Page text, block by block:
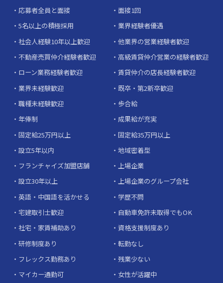
応募者全員と面接
面接1回
5名以上の積極採用
業界経験者優遇
社会人経験10年以上歓迎
他業界の営業経験者歓迎
不動産売買仲介経験者歓迎
高級賃貸仲介営業の経験者歓迎
ローン業務経験者歓迎
賃貸仲介の店長経験者歓迎
業界未経験歓迎
既卒・第2新卒歓迎
職種未経験歓迎
歩合給
年俸制
成果給が充実
固定給25万円以上
固定給35万円以上
設立5年以内
地域密着型
フランチャイズ加盟店舗
上場企業
設立30年以上
上場企業のグループ会社
英語・中国語を活かせる
学歴不問
宅建取引士歓迎
自動車免許未取得でもOK
社宅・家賃補助あり
資格支援制度あり
研修制度あり
転勤なし
フレックス勤務あり
残業少ない
マイカー通勤可
女性が活躍中